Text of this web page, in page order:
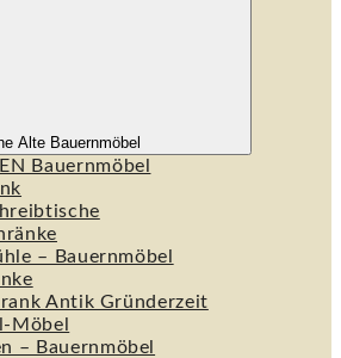
Alte Bauernmöbel
Bauernmöbel
– Bauernmöbel
Antik Gründerzeit
Möbel
– Bauernmöbel